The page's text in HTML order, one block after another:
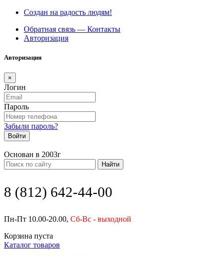
Создан на радость людям!
Обратная связь — Контакты
Авторизация
Авторизация
×
Логин
Пароль
Забыли пароль?
Войти
Основан в 2003г
Найти
8 (812) 642-44-00
Пн-Пт 10.00-20.00, Сб-Вс - выходной
Корзина пуста
Каталог товаров